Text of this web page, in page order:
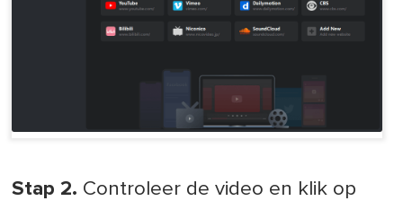
Stap 2. Controleer de video en klik op